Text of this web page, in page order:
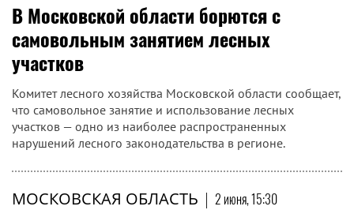
В Московской области борются с
самовольным занятием лесных
участков
Комитет лесного хозяйства Московской области сообщает,
что самовольное занятие и использование лесных
участков — одно из наиболее распространенных
нарушений лесного законодательства в регионе.
МОСКОВСКАЯ ОБЛАСТЬ | 2 июня, 15:30